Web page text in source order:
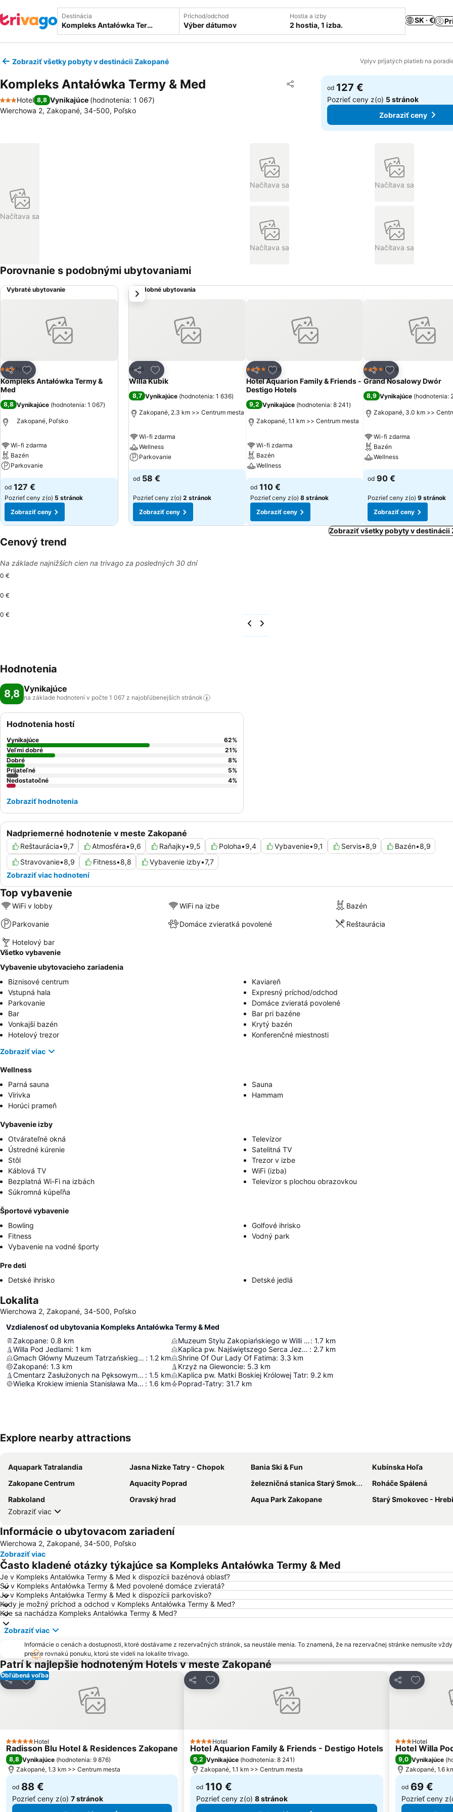
Destinácia Príchod/odchod
Výber dátumov
Hostia a izby
2 hostia, 1 izba.
SK · €
Zobraziť všetky pobyty v destinácii Zakopané Vplyv prijatých platieb na
Kompleks Antałówka Termy & Med Zdieľať
Pridať do obľúbených
3 Počet hviezdičiek
Hotel 8,8 Vynikajúce (hodnotenia: 1 067)
Wierchowa 2, Zakopané, 34-500, Poľsko
od 127 €
Pozrieť ceny z(o) 5 stránok
Zobraziť ceny
Načítava sa
Načítava sa Načítava sa
Načítava sa Načítava sa
Porovnanie s podobnými ubytovaniami
Vybraté ubytovanie
Zdieľať
Pridať do obľúbených
3 Počet hviezdičiek
Hotel
Kompleks Antałówka Termy &
Med
8,8 Vynikajúce (hodnotenia: 1 067)
Zakopané, Poľsko
Wi-fi zdarma
Bazén
Parkovanie
od 127 €
Pozrieť ceny z(o) 5 stránok
Zobraziť ceny
Podobné ubytovania
Zdieľať
Pridať do obľúbených
Hotel
Willa Kubik
8,7 Vynikajúce (hodnotenia: 1 636)
Zakopané, 2.3 km >> Centrum mesta
Wi-fi zdarma
Wellness
Parkovanie
od 58 €
Pozrieť ceny z(o) 2 stránok
Zobraziť ceny
Zdieľať
Pridať do obľúbených
4 Počet hviezdičiek
Hotel
Hotel Aquarion Family & Friends -
Destigo Hotels
9,2 Vynikajúce (hodnotenia: 8 241)
Zakopané, 1.1 km >> Centrum mesta
Wi-fi zdarma
Bazén
Wellness
od 110 €
Pozrieť ceny z(o) 8 stránok
Zobraziť ceny
Zdieľať
Pridať do
4 Počet hviezdičiek
Hotel
Grand Nosalowy Dwór
8,9 Vynikajúce (hodnotenia:
Zakopané, 3.0 km >>
Wi-fi zdarma
Bazén
Wellness
od 90 €
Pozrieť ceny z(o) 9 stránok
Zobraziť ceny
next
Zobraziť všetky pobyty v destinácii
Cenový trend
Na základe najnižších cien na trivago za posledných 30 dní
0 €
0 €
0 €
Hodnotenia
8,8 Vynikajúce
na základe hodnotení v počte 1 067 z najobľúbenejších stránok
Nadpriemerné hodnotenie v meste Zakopané
Reštaurácia•9,7 Atmosféra•9,6 Raňajky•9,5 Poloha•9,4 Vybavenie•9,1 Servis•8,9 Bazén•8,9
Stravovanie•8,9 Fitness•8,8 Vybavenie izby•7,7
Zobraziť viac hodnotení
Hodnotenia hostí
Vynikajúce 62%
Veľmi dobré
21%
Dobré
8%
Prijateľné
5%
Nedostatočné
4%
Zobraziť hodnotenia
Top vybavenie
WiFi v lobby WiFi na izbe Bazén
Parkovanie Domáce zvieratká povolené Reštaurácia
Hotelový bar
Všetko vybavenie
Vybavenie ubytovacieho zariadenia
Biznisové centrum
Kaviareň
Vstupná hala
Expresný príchod/odchod
Parkovanie
Domáce zvieratá povolené
Bar
Bar pri bazéne
Vonkajší bazén
Krytý bazén
Hotelový trezor
Konferenčné miestnosti
Zobraziť viac
Wellness
Parná sauna
Sauna
Vírivka
Hammam
Horúci prameň
Vybavenie izby
Otvárateľné okná
Televízor
Ústredné kúrenie
Satelitná TV
Stôl
Trezor v izbe
Káblová TV
WiFi (izba)
Bezplatná Wi-Fi na izbách
Televízor s plochou obrazovkou
Súkromná kúpeľňa
Športové vybavenie
Bowling
Golfové ihrisko
Fitness
Vodný park
Vybavenie na vodné športy
Pre deti
Detské ihrisko
Detské jedlá
Lokalita
Wierchowa 2, Zakopané, 34-500, Poľsko
Vzdialenosť od ubytovania Kompleks Antałówka Termy & Med
Zakopane: 0.8 km
Willa Pod Jedlami: 1 km
Gmach Główny Muzeum Tatrzańskiego im. dra Tytusa Chałubińskiego : 1.2 km
Zakopané: 1.3 km
Cmentarz Zasłużonych na Pęksowym Brzyzku : 1.5 km
Wielka Krokiew imienia Stanisława Marusarza : 1.6 km
Muzeum Stylu Zakopiańskiego w Willi Koliba: 1.7 km
Kaplica pw. Najświętszego Serca Jezusa w Jaszczurówce : 2.7 km
Shrine Of Our Lady Of Fatima: 3.3 km
Krzyż na Giewoncie: 5.3 km
Kaplica pw. Matki Boskiej Królowej Tatr: 9.2 km
Poprad-Tatry: 31.7 km
Explore nearby attractions
Aquapark Tatralandia Jasna Nizke Tatry - Chopok Bania Ski & Fun
Kubínska Hoľa
Zakopane Centrum
Aquacity Poprad železničná stanica Starý Smokovec
Roháče Spálená
Rabkoland
Oravský hrad Aqua Park Zakopane
Starý Smokovec -
Zobraziť viac
Informácie o ubytovacom zariadení
Wierchowa 2, Zakopané, 34-500, Poľsko
Zobraziť viac
Často kladené otázky týkajúce sa Kompleks Antałówka Termy & Med
Je v Kompleks Antałówka Termy & Med k dispozícii bazénová oblasť?
Sú v Kompleks Antałówka Termy & Med povolené domáce zvieratá?
Je v Kompleks Antałówka Termy & Med k dispozícii parkovisko?
Kedy je možný príchod a odchod v Kompleks Antałówka Termy & Med?
Kde sa nachádza Kompleks Antałówka Termy & Med?
Zobraziť viac
Informácie o cenách a dostupnosti, ktoré dostávame z rezervačných stránok, sa neustále menia. To znamená, že na rezervačnej stránke nemusíte
presne rovnakú ponuku, ktorú ste videli na lokalite trivago.
Patrí k najlepšie hodnoteným Hotels v meste Zakopané
Obľúbená voľba
Zdieľať
Pridať do obľúbených
5 Počet hviezdičiek
Hotel
Radisson Blu Hotel & Residences Zakopane
8,8 Vynikajúce (hodnotenia: 9 876)
Zakopané, 1.3 km >> Centrum mesta
od 88 €
Pozrieť ceny z(o) 7 stránok
Zdieľať
Pridať do obľúbených
4 Počet hviezdičiek
Hotel
Hotel Aquarion Family & Friends - Destigo Hotels
9,2 Vynikajúce (hodnotenia: 8 241)
Zakopané, 1.1 km >> Centrum mesta
od 110 €
Pozrieť ceny z(o) 8 stránok
Zdieľať
Pridať do
3 Počet
Hotel
Hotel Willa
9,0 Vynikajúce (
Zakopané, 1.6
od 69 €
Pozrieť ceny